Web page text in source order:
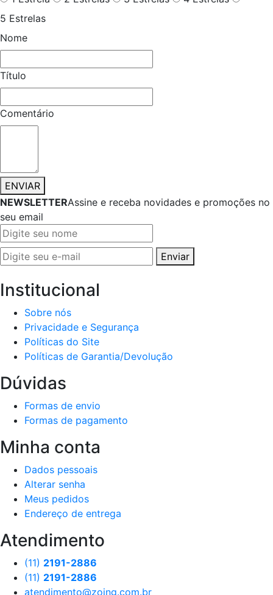
5 Estrelas
Nome
Título
Comentário
ENVIAR
NEWSLETTERAssine e receba novidades e promoções no
seu email
Enviar
Institucional
Sobre nós
Privacidade e Segurança
Políticas do Site
Políticas de Garantia/Devolução
Dúvidas
Formas de envio
Formas de pagamento
Minha conta
Dados pessoais
Alterar senha
Meus pedidos
Endereço de entrega
Atendimento
(11) 2191-2886
(11) 2191-2886
atendimento@zoing.com.br